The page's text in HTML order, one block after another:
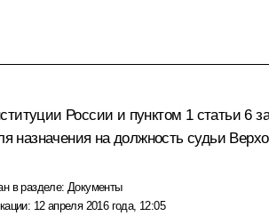
России и пунктом 1 статьи
назначения на должность судьи
в разделе:Документы
12 апреля 2016 года, 12:05